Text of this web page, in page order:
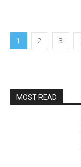
1 2 3
MOST READ